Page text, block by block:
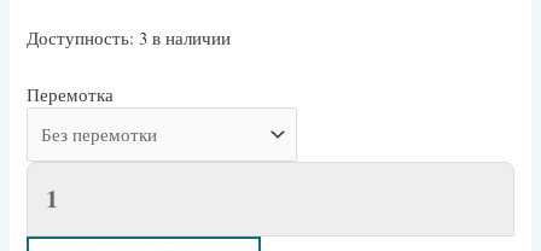
Доступность: 3 в наличии
Перемотка